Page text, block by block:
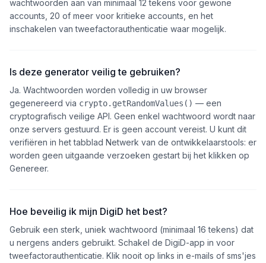
wachtwoorden aan van minimaal 12 tekens voor gewone
accounts, 20 of meer voor kritieke accounts, en het
inschakelen van tweefactorauthenticatie waar mogelijk.
Is deze generator veilig te gebruiken?
Ja. Wachtwoorden worden volledig in uw browser
gegenereerd via crypto.getRandomValues() — een
cryptografisch veilige API. Geen enkel wachtwoord wordt naar
onze servers gestuurd. Er is geen account vereist. U kunt dit
verifiëren in het tabblad Netwerk van de ontwikkelaarstools: er
worden geen uitgaande verzoeken gestart bij het klikken op
Genereer.
Hoe beveilig ik mijn DigiD het best?
Gebruik een sterk, uniek wachtwoord (minimaal 16 tekens) dat
u nergens anders gebruikt. Schakel de DigiD-app in voor
tweefactorauthenticatie. Klik nooit op links in e-mails of sms'jes